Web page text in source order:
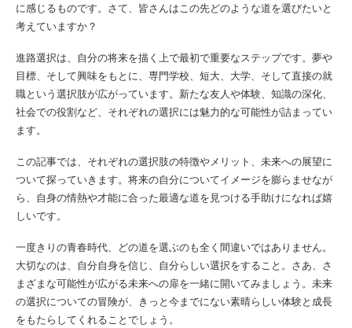
に感じるものです。さて、皆さんはこの先どのような道を選びたいと
考えていますか？
進路選択は、自分の将来を描く上で最初で重要なステップです。夢や
目標、そして興味をもとに、専門学校、短大、大学、そして直接の就
職という選択肢が広がっています。新たな友人や体験、知識の深化、
社会での役割など、それぞれの選択には魅力的な可能性が詰まってい
ます。
この記事では、それぞれの選択肢の特徴やメリット、未来への展望に
ついて探っていきます。将来の自分についてイメージを膨らませなが
ら、自身の情熱や才能に合った最適な道を見つける手助けになれば嬉
しいです。
一度きりの青春時代、どの道を選ぶのも全く間違いではありません。
大切なのは、自分自身を信じ、自分らしい選択をすること。さあ、さ
まざまな可能性が広がる未来への扉を一緒に開いてみましょう。未来
の選択についての冒険が、きっと今までにない素晴らしい体験と成長
をもたらしてくれることでしょう。